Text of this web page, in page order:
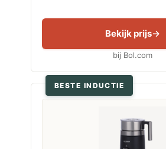
Bekijk prijs
bij Bol.com
BESTE INDUCTIE